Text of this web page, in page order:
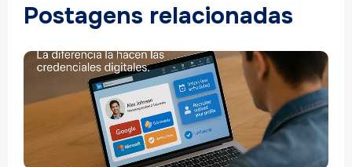
Postagens relacionadas